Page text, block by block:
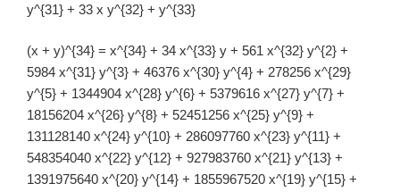
y^{31} + 33 x y^{32} + y^{33}
(x + y)^{34} = x^{34} + 34 x^{33} y + 561 x^{32} y^{2} +
5984 x^{31} y^{3} + 46376 x^{30} y^{4} + 278256 x^{29}
y^{5} + 1344904 x^{28} y^{6} + 5379616 x^{27} y^{7} +
18156204 x^{26} y^{8} + 52451256 x^{25} y^{9} +
131128140 x^{24} y^{10} + 286097760 x^{23} y^{11} +
548354040 x^{22} y^{12} + 927983760 x^{21} y^{13} +
1391975640 x^{20} y^{14} + 1855967520 x^{19} y^{15} +